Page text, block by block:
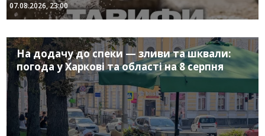
07.08.2026, 23:00
На додачу до спеки — зливи та шквали:
погода у Харкові та області на 8 серпня